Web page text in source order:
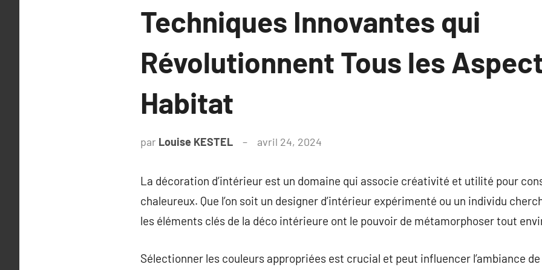
Techniques Innovantes qui
Révolutionnent Tous les
Habitat
par Louise KESTEL avril 24, 2024
La décoration d’intérieur est un domaine qui associe créativité et utilité pour
chaleureux. Que l’on soit un designer d’intérieur expérimenté ou un individu
les éléments clés de la déco intérieure ont le pouvoir de métamorphoser tout
Sélectionner les couleurs appropriées est crucial et peut influencer l’ambiance de